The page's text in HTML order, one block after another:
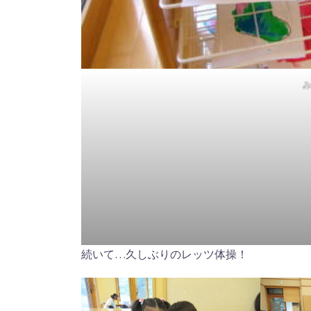
続いて…久しぶりのレッツ体操！